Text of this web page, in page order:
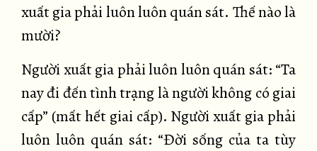
xuất gia phải luôn luôn quán sát. Thế nào là
mười?
Người xuất gia phải luôn luôn quán sát: “Ta
nay đi đến tình trạng là người không có giai
cấp” (mất hết giai cấp). Người xuất gia phải
luôn luôn quán sát: “Đời sống của ta tùy